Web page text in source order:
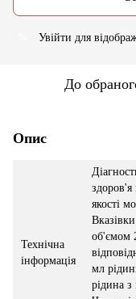
Увійти для
До
Опис
Технічна
інформація
якості
об'ємом
мл
рідина